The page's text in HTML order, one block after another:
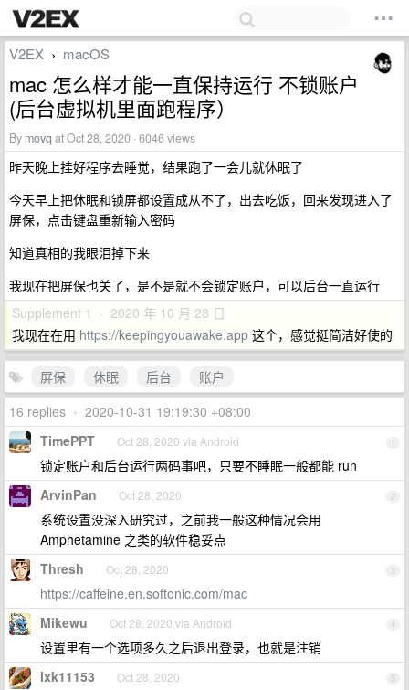
V2EX › macOS
mac 怎么样才能一直保持运行 不锁账户
(后台虚拟机里面跑程序）
By movq at Oct 28, 2020 · 6046 views
昨天晚上挂好程序去睡觉，结果跑了一会儿就休眠了
今天早上把休眠和锁屏都设置成从不了，出去吃饭，回来发现进入了
屏保，点击键盘重新输入密码
知道真相的我眼泪掉下来
我现在把屏保也关了，是不是就不会锁定账户，可以后台一直运行
Supplement 1 · 2020 年 10 月 28 日
我现在在用 https://keepingyouawake.app 这个，感觉挺简洁好使的
屏保 休眠 后台
账户
16 replies • 2020-10-31 19:19:30 +08:00
1
TimePPT Oct 28, 2020 via Android
锁定账户和后台运行两码事吧，只要不睡眠一般都能 run
2
ArvinPan Oct 28, 2020
系统设置没深入研究过，之前我一般这种情况会用
Amphetamine 之类的软件稳妥点
3
Thresh Oct 28, 2020
https://caffeine.en.softonic.com/mac
4
Mikewu Oct 28, 2020 via Android
设置里有一个选项多久之后退出登录，也就是注销
5
lxk11153 Oct 28, 2020